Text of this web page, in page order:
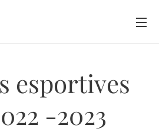
esportives
-2023